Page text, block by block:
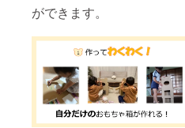
ができます。